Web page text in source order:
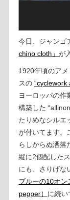
今日、ジャンゴ
chino cloth」 が
1920年頃のア
スの “cyclework
ヨーロッパの作
構築した
たりめなシルエ
が付いてます。
らしからぬ洒落
縦に2個配した
にも、さりげな
ブルーの10オン
pepper） に続い